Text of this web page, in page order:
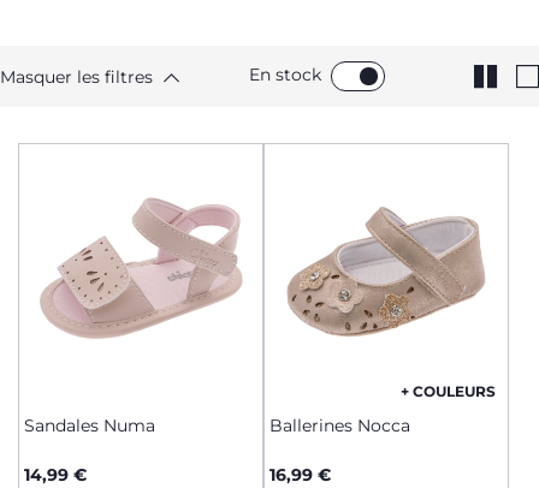
Masquer les filtres En stock
Sandales Numa
14,99 €
+ COULEURS
Ballerines Nocca
16,99 €